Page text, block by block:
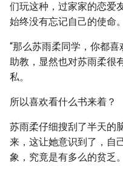
们玩这种，过家家的恋爱
始终没有忘记自己的使命。
“那么苏雨柔同学，你都
助教，显然也对苏雨柔很
私。
所以喜欢看什么书来着？
苏雨柔仔细搜刮了半天的
来，这让她意识到了，自
象，究竟是有多么的贫乏。